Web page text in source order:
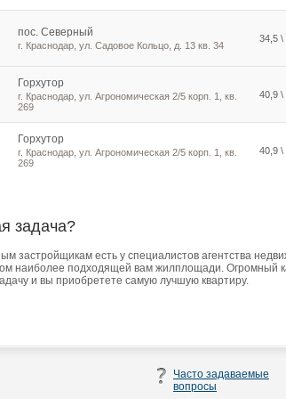
пос. Северный
г. Краснодар, ул. Садовое Кольцо, д. 13 кв. 34
34,5 \
Горхутор
г. Краснодар, ул. Агрономическая 2/5 корп. 1, кв.
269
40,9 \
Горхутор
г. Краснодар, ул. Агрономическая 2/5 корп. 1, кв.
269
40,9 \
задача?
застройщикам есть у специалистов агентства
наиболее подходящей вам жилплощади. Огромный
и вы приобретете самую лучшую квартиру.
Часто задаваемые
вопросы